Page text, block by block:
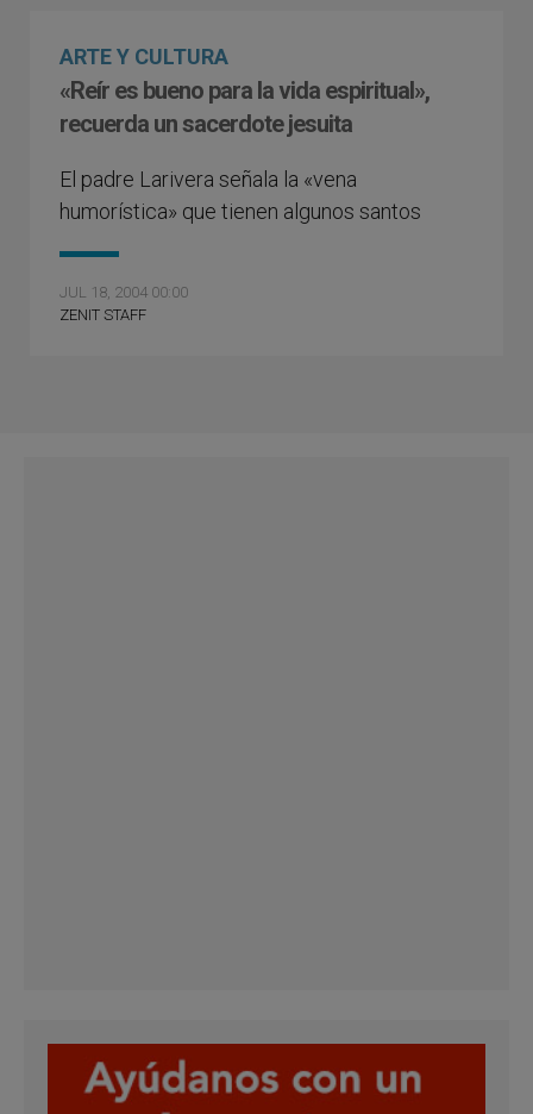
ARTE Y CULTURA
«Reír es bueno para la vida espiritual»,
recuerda un sacerdote jesuita
El padre Larivera señala la «vena
humorística» que tienen algunos santos
JUL 18, 2004 00:00
ZENIT STAFF